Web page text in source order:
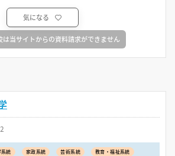
気になる
は当サイトからの資料請求ができません
統 家政系統 芸術系統
教育・福祉系統